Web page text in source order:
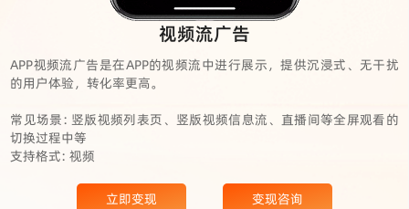
视频流广告
APP视频流广告是在APP的视频流中进行展示，提供沉浸式、无干扰
的用户体验，转化率更高。
常见场景: 竖版视频列表页、竖版视频信息流、直播间等全屏观看的
切换过程中等
支持格式: 视频
立即变现 变现咨询